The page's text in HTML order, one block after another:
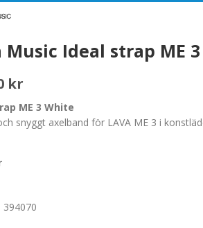
Music Ideal strap ME
kr
ME 3 White
snyggt axelband för LAVA ME 3 i
394070